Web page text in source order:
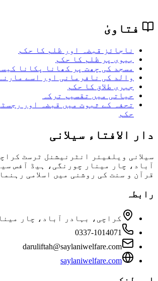
فتاویٰ
ناجائز قبضہ اور ظلم کا حکم
بیوی پر ظلم کا حکم
مسجد کی چھت پر کھانا پکانا
والد کی نافرمانی اور اسے
جبری طلاق کا حکم
حیاتی میں تقسیم ترکہ
تحفہ کے ثبوت میں قبضہ اور
حکم
دار الافتاء سیلانی
سیلانی ویلفیئر انٹرنیشنل ٹرسٹ
آباد، چار مینار چورنگی، ہیڈ آفس
قرآن و سنت کی روشنی میں اسلامی
رابطہ
کراچی، بہادر آباد، چار
0337-1014071
daruliftah@saylaniwelfare.com
saylaniwelfare.com